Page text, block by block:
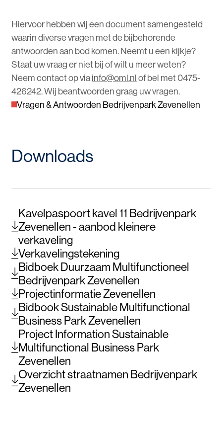
Hiervoor hebben wij een document samengesteld
waarin diverse vragen met de bijbehorende
antwoorden aan bod komen. Neemt u een kijkje?
Staat uw vraag er niet bij of wilt u meer weten?
Neem contact op viainfo@oml.nlof bel met 0475-
426242. Wij beantwoorden graag uw vragen.
Vragen & Antwoorden Bedrijvenpark Zevenellen
Downloads
Kavelpaspoort kavel 11 Bedrijvenpark
Zevenellen - aanbod kleinere
verkaveling
Verkavelingstekening
Bidboek Duurzaam Multifunctioneel
Bedrijvenpark Zevenellen
Projectinformatie Zevenellen
Bidbook Sustainable Multifunctional
Business Park Zevenellen
Project Information Sustainable
Multifunctional Business Park
Zevenellen
Overzicht straatnamen Bedrijvenpark
Zevenellen